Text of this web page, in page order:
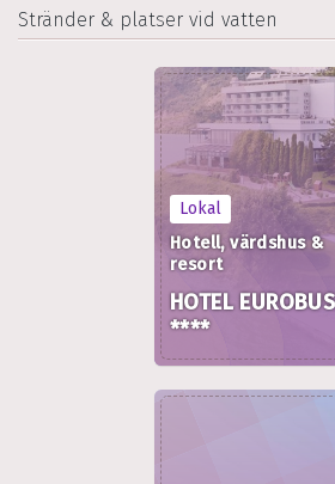
Stränder & platser vid vatten
Lokal
Hotell, värdshus &
resort
HOTEL EUROBUS
****